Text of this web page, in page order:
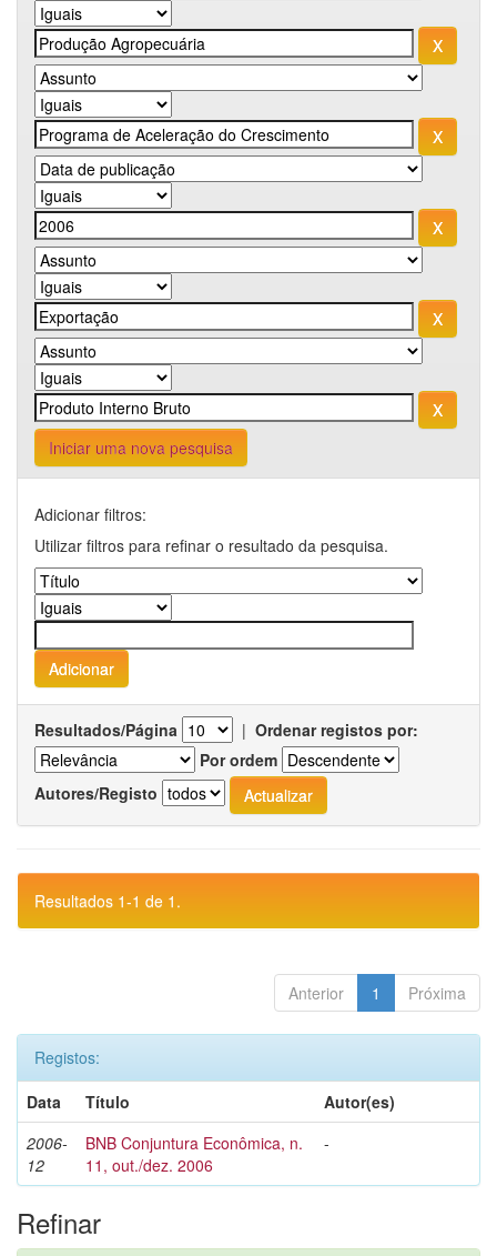
Iniciar uma nova pesquisa
Adicionar filtros:
Utilizar filtros para refinar o resultado da pesquisa.
Resultados/Página | Ordenar registos por:
Por ordem
Autores/Registo
Resultados 1-1 de 1.
Anterior 1 Próxima
Registos:
Data
Título
Autor(es)
2006-
12
BNB Conjuntura Econômica, n.
11, out./dez. 2006
-
Refinar